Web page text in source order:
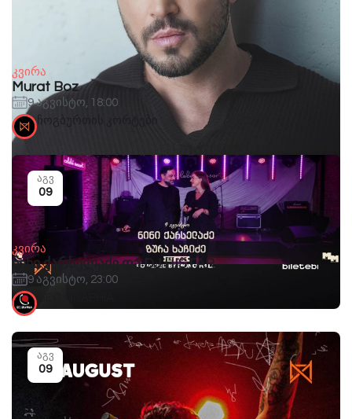
კვირა
Murat Boz
9 აგვისტო, 18:00
ჩოგბურთის კორტები
კვირა
ნინი ქარსელაძე და DJ HISTAR
9 აგვისტო, 23:00
აგვ
09
აგვ
09